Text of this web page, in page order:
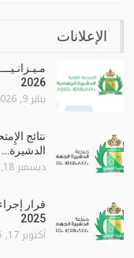
الإعلانات
2026
يناير 9, 2026
نتائج
الدشيرة…
ديسمبر 18, 2025
قرار
2025
أكتوبر 17, 2025